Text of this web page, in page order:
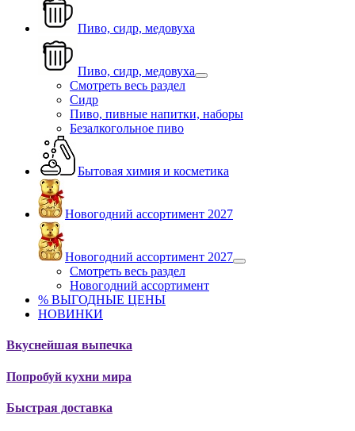
Пиво, сидр, медовуха
Пиво, сидр, медовуха
Смотреть весь раздел
Сидр
Пиво, пивные напитки, наборы
Безалкогольное пиво
Бытовая химия и косметика
Новогодний ассортимент 2027
Новогодний ассортимент 2027
Смотреть весь раздел
Новогодний ассортимент
% ВЫГОДНЫЕ ЦЕНЫ
НОВИНКИ
Вкуснейшая выпечка
Попробуй кухни мира
Быстрая доставка